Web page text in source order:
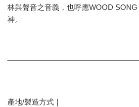
林與聲音之音義，也呼應WOOD
神。
產地/製造方式｜